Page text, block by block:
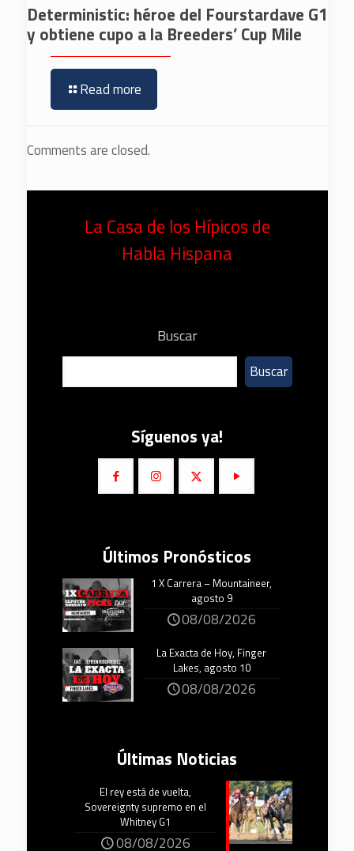
Deterministic: héroe del Fourstardave G1
y obtiene cupo a la Breeders’ Cup Mile
Read more
Comments are closed.
La Casa de los Hípicos de
Habla Hispana
Buscar
Buscar
Síguenos ya!
Últimos Pronósticos
1 X Carrera – Mountaineer,
agosto 9
08/08/2026
La Exacta de Hoy, Finger
Lakes, agosto 10
08/08/2026
Últimas Noticias
El rey está de vuelta,
Sovereignty supremo en el
Whitney G1
08/08/2026